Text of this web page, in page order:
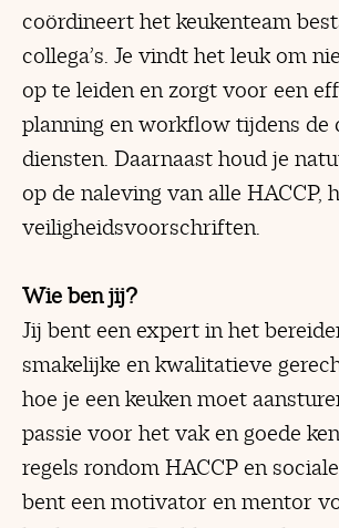
coördineert het keukenteam
collega’s. Je vindt het leuk om
op te leiden en zorgt voor een
planning en workflow tijdens de
diensten. Daarnaast houd je
op de naleving van alle HACCP,
veiligheidsvoorschriften.
Wie ben jij?
Jij bent een expert in het
smakelijke en kwalitatieve
hoe je een keuken moet
passie voor het vak en goede
regels rondom HACCP en
bent een motivator en mentor